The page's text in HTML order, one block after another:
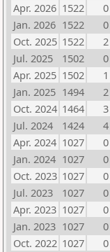
Apr. 2026 1522 0
Jan. 2026 1522 0
Oct. 2025 1522 2
Jul. 2025
1502 0
Apr. 2025 1502 1
Jan. 2025 1494 2
Oct. 2024 1464 3
Jul. 2024
1424 4
Apr. 2024 1027 0
Jan. 2024 1027 0
Oct. 2023 1027 0
Jul. 2023
1027 0
Apr. 2023 1027 0
Jan. 2023 1027 0
Oct. 2022 1027 0